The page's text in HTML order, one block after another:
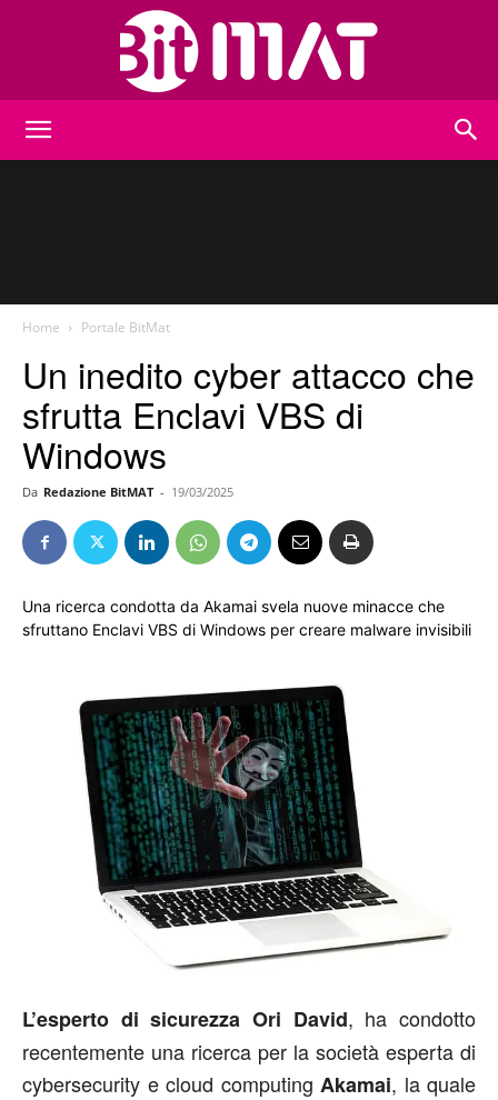
Home Portale BitMat
Un inedito cyber attacco che
sfrutta Enclavi VBS di
Windows
Da Redazione BitMAT - 19/03/2025
Una ricerca condotta da Akamai svela nuove minacce che
sfruttano Enclavi VBS di Windows per creare malware invisibili
L’esperto di sicurezza Ori David, ha condotto
recentemente una ricerca per la società esperta di
cybersecurity e cloud computing Akamai, la quale